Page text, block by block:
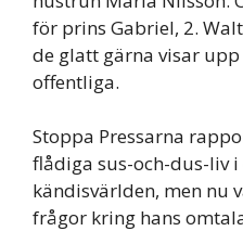
för prins Gabriel, 2.
de glatt gärna visar
offentliga.
Stoppa Pressarna
flådiga sus-och-dus-liv i
kändisvärlden, men nu
frågor kring hans